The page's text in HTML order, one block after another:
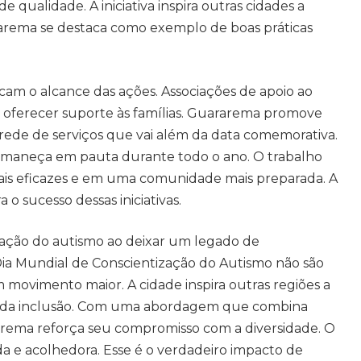
qualidade. A iniciativa inspira outras cidades a
se destaca como exemplo de boas práticas
o alcance das ações. Associações de apoio ao
suporte às famílias. Guararema promove
de serviços que vai além da data comemorativa.
em pauta durante todo o ano. O trabalho
eficazes e em uma comunidade mais preparada. A
sucesso dessas iniciativas.
do autismo ao deixar um legado de
Mundial de Conscientização do Autismo não são
maior. A cidade inspira outras regiões a
inclusão. Com uma abordagem que combina
reforça seu compromisso com a diversidade. O
e acolhedora. Esse é o verdadeiro impacto de